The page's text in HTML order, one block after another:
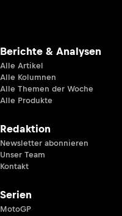
Berichte & Analysen
Alle Artikel
Alle Kolumnen
Alle Themen der Woche
Alle Produkte
Redaktion
Newsletter abonnieren
Unser Team
Kontakt
Serien
MotoGP